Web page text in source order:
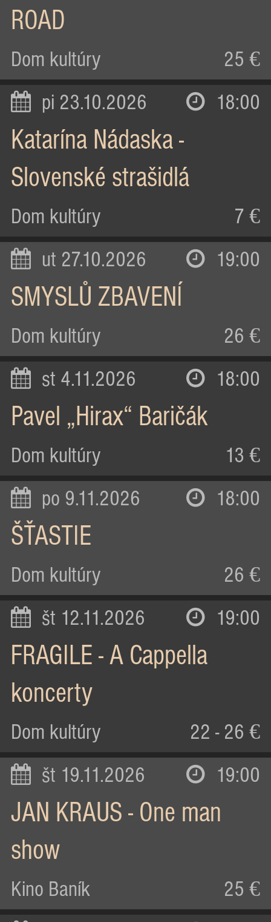
ROAD
Dom kultúry 25 €
pi 23.10.2026 18:00
Katarína Nádaska -
Slovenské strašidlá
Dom kultúry 7 €
ut 27.10.2026 19:00
SMYSLŮ ZBAVENÍ
Dom kultúry 26 €
st 4.11.2026 18:00
Pavel „Hirax“ Baričák
Dom kultúry 13 €
po 9.11.2026 18:00
ŠŤASTIE
Dom kultúry 26 €
št 12.11.2026 19:00
FRAGILE - A Cappella
koncerty
Dom kultúry 22 - 26 €
št 19.11.2026 19:00
JAN KRAUS - One man
show
Kino Baník 25 €